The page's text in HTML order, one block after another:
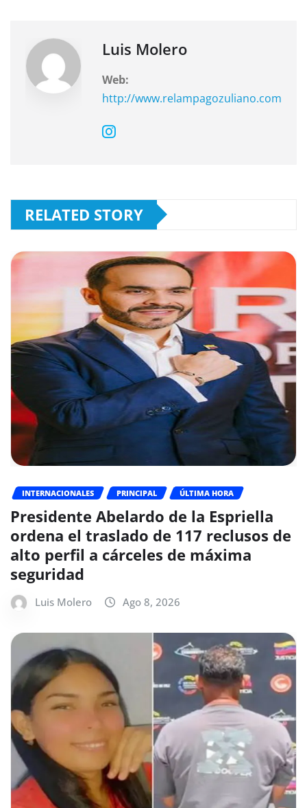
k Luis Molero
Web:
http://www.relampagozuliano.com
RELATED STORY
INTERNACIONALES PRINCIPAL ÚLTIMA HORA
Presidente Abelardo de la Espriella
ordena el traslado de 117 reclusos de
alto perfil a cárceles de máxima
seguridad
Luis Molero Ago 8, 2026